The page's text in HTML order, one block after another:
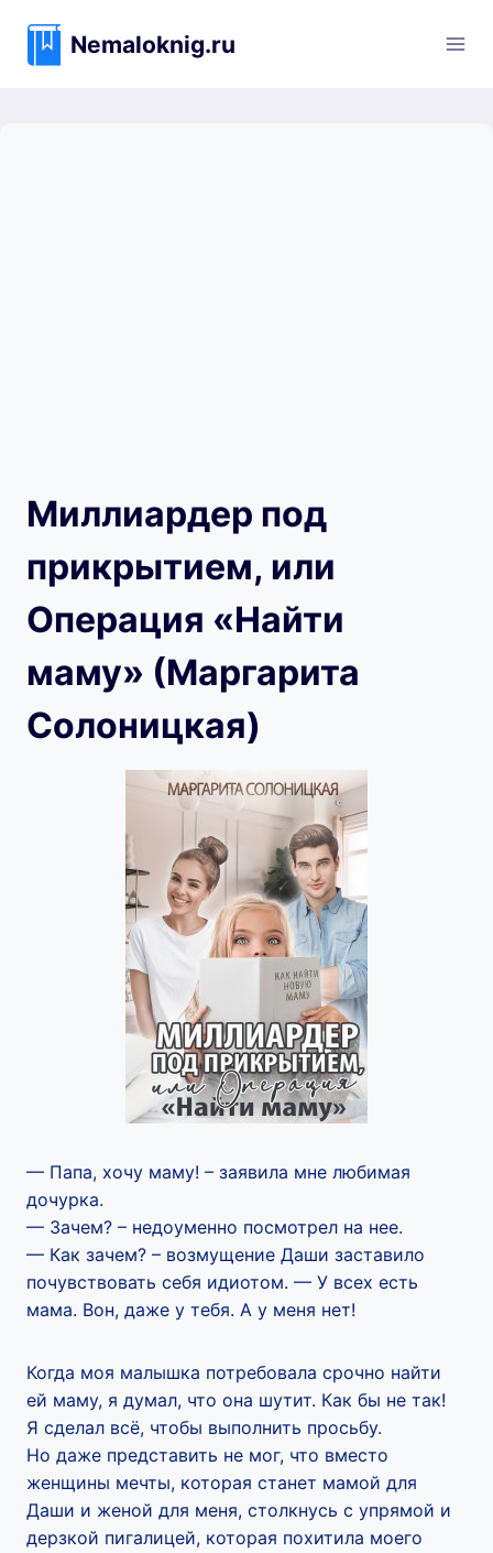
содержимому
Nemaloknig.ru
Миллиардер под
прикрытием, или
Операция «Найти
маму» (Маргарита
Солоницкая)
— Папа, хочу маму! – заявила мне любимая
дочурка.
— Зачем? – недоуменно посмотрел на нее.
— Как зачем? – возмущение Даши заставило
почувствовать себя идиотом. — У всех есть
мама. Вон, даже у тебя. А у меня нет!
Когда моя малышка потребовала срочно найти
ей маму, я думал, что она шутит. Как бы не так!
Я сделал всё, чтобы выполнить просьбу.
Но даже представить не мог, что вместо
женщины мечты, которая станет мамой для
Даши и женой для меня, столкнусь с упрямой и
дерзкой пигалицей, которая похитила моего